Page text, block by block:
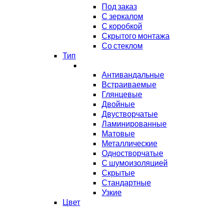
Под заказ
С зеркалом
С коробкой
Скрытого монтажа
Со стеклом
Тип
Антивандальные
Встраиваемые
Глянцевые
Двойные
Двустворчатые
Ламинированные
Матовые
Металлические
Одностворчатые
С шумоизоляцией
Скрытые
Стандартные
Узкие
Цвет